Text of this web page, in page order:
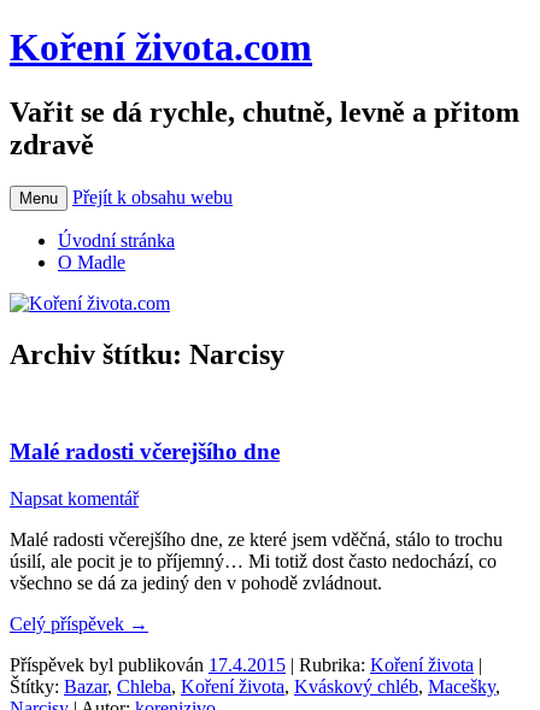
Koření života.com
Vařit se dá rychle, chutně, levně a přitom
zdravě
Menu Přejít k obsahu webu
Úvodní stránka
O Madle
Archiv štítku: Narcisy
Malé radosti včerejšího dne
Napsat komentář
Malé radosti včerejšího dne, ze které jsem vděčná, stálo to trochu
úsilí, ale pocit je to příjemný… Mi totiž dost často nedochází, co
všechno se dá za jediný den v pohodě zvládnout.
Celý příspěvek →
Příspěvek byl publikován 17.4.2015 | Rubrika: Koření života |
Štítky: Bazar, Chleba, Koření života, Kváskový chléb, Macešky,